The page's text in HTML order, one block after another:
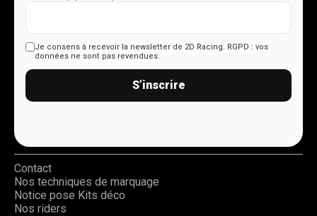
Je consens à recevoir la newsletter de 2D Racing. RGPD : vos
données ne sont pas revendues.
S’inscrire
Contact
Nos techniques de marquage
Notice pose Kits déco
Nos riders